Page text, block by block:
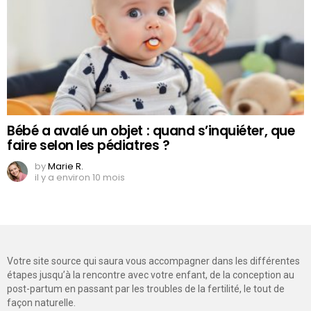
Bébé a avalé un objet : quand s’inquiéter, que
faire selon les pédiatres ?
byMarie R.
il y a environ 10 mois
Votre site source qui saura vous accompagner dans les différentes
étapes jusqu’à la rencontre avec votre enfant, de la conception au
post-partum en passant par les troubles de la fertilité, le tout de
façon naturelle.